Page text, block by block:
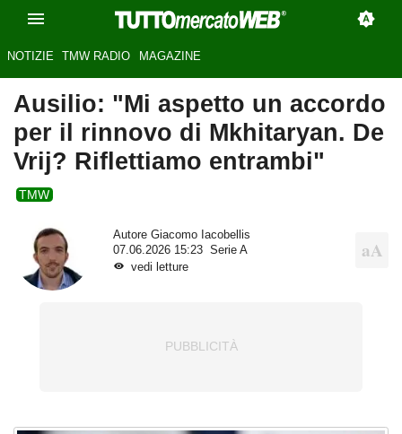
NOTIZIE TMW RADIO MAGAZINE
Ausilio: "Mi aspetto un accordo
per il rinnovo di Mkhitaryan. De
Vrij? Riflettiamo entrambi"
TMW
Autore Giacomo Iacobellis
07.06.2026 15:23
Serie A
vedi letture